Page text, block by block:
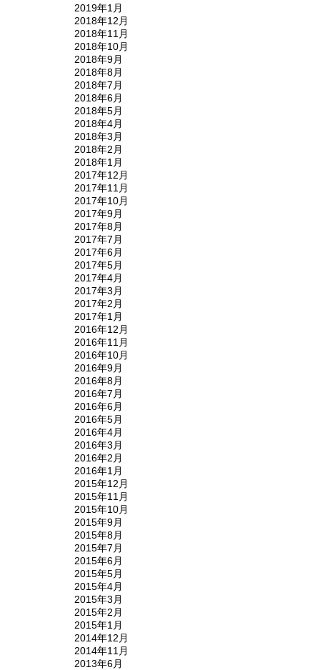
2019年1月
2018年12月
2018年11月
2018年10月
2018年9月
2018年8月
2018年7月
2018年6月
2018年5月
2018年4月
2018年3月
2018年2月
2018年1月
2017年12月
2017年11月
2017年10月
2017年9月
2017年8月
2017年7月
2017年6月
2017年5月
2017年4月
2017年3月
2017年2月
2017年1月
2016年12月
2016年11月
2016年10月
2016年9月
2016年8月
2016年7月
2016年6月
2016年5月
2016年4月
2016年3月
2016年2月
2016年1月
2015年12月
2015年11月
2015年10月
2015年9月
2015年8月
2015年7月
2015年6月
2015年5月
2015年4月
2015年3月
2015年2月
2015年1月
2014年12月
2014年11月
2013年6月